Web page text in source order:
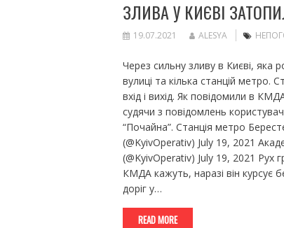
ЗЛИВА У КИЄВІ
19.07.2021 ALESYA
Через сильну зливу в Києві, яка
вулиці та кілька станцій метро.
вхід і вихід. Як повідомили в
судячи з повідомлень
“Почайна”. Станція метро
(@KyivOperativ) July 19, 2021
(@KyivOperativ) July 19, 2021 Рух
КМДА кажуть, наразі він курсує
доріг у…
READ MORE